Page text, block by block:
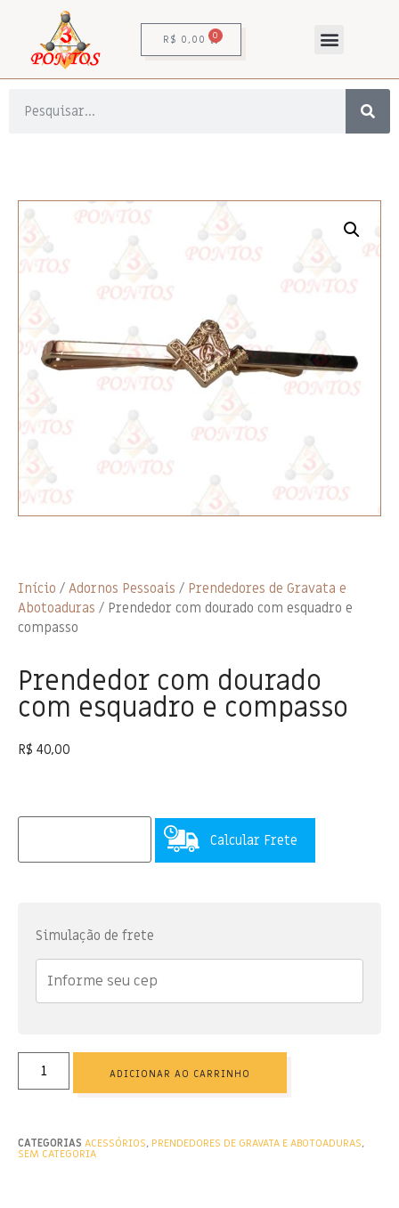
R$ 0,00 0
Início / Adornos Pessoais / Prendedores de Gravata e
Abotoaduras / Prendedor com dourado com esquadro e
compasso
Prendedor com dourado
com esquadro e compasso
R$ 40,00
Calcular Frete
Simulação de frete
ADICIONAR AO CARRINHO
CATEGORIAS ACESSÓRIOS, PRENDEDORES DE GRAVATA E ABOTOADURAS,
SEM CATEGORIA